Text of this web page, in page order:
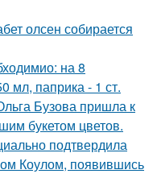
олсен собирается
на 8
мл, паприка - 1 ст.
Бузова пришла к
букетом цветов.
подтвердила
Коулом, появившись